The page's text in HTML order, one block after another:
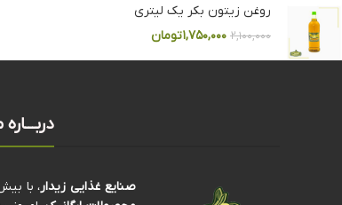
روغن زیتون بکر یک لیتری
۲,۱۰۰,۰۰۰ ۱,۷۵۰,۰۰۰تومان
دربـــاره
صنایع غذایی زیدار، با بیش از ۲۰ سال سابقه‌ی درخشان